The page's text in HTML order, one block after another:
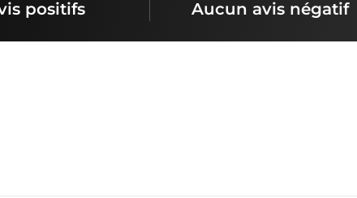
positifs Aucun avis négatif